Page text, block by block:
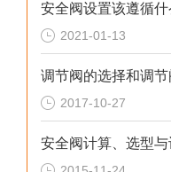
2021-01-13
调节阀的选择和调
2017-10-27
安全阀计算、选型